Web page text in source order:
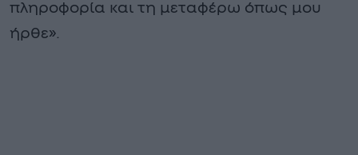
πληροφορία και τη μεταφέρω όπως μου
ήρθε».